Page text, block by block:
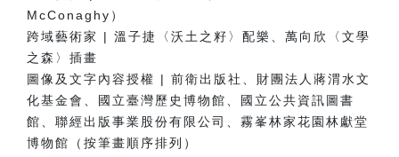
McConaghy）
跨域藝術家 | 溫子捷〈沃土之籽〉配樂、萬向欣〈文學
之森〉插畫
圖像及文字內容授權 | 前衛出版社、財團法人蔣渭水文
化基金會、國立臺灣歷史博物館、國立公共資訊圖書
館、聯經出版事業股份有限公司、霧峯林家花園林獻堂
博物館（按筆畫順序排列）